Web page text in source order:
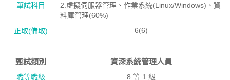
筆試科目
2.虛擬伺服器管理、作業系統(Linux/Windows)、資
料庫管理(60%)
正取(備取)
6(6)
甄試類別 資深系統管理人員
職等職級
8 等 1 級